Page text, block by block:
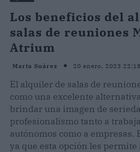
Los beneficios del
salas de reuniones
Atrium
Marta Suárez 20 enero, 2023 22:18
El alquiler de salas de
como una excelente
brindar una imagen de
profesionalismo tanto a
autónomos como a empresas.
ya que esta opción les permite